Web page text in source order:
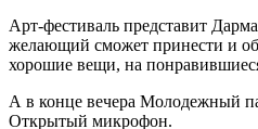
Арт-фестиваль представит
желающий сможет принести и
хорошие вещи, на
А в конце вечера Молодежный
Открытый микрофон.